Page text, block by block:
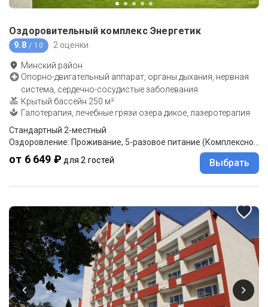
Оздоровительный комплекс Энергетик
9.8 / 10 2 оценки
Минский район
Опорно-двигательный аппарат, органы дыхания, нервная
система, сердечно-сосудистые заболевания
Крытый бассейн 250 м²
Галотерапия, лечебные грязи озера дикое, лазеротерапия
Стандартный 2-местный
от 6 649 ₽ для 2 гостей Выбрать